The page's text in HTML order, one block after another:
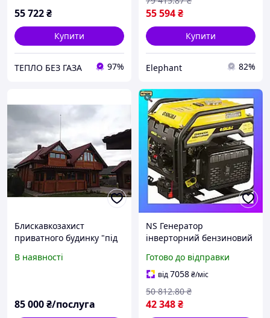
55 722₴
Купити
ТЕПЛО БЕЗ ГАЗА 97%
55 594₴
Купити
Elephant 82%
Блискавкозахист
приватного будинку "під
В наявності
85 000₴/послуга
NS Генератор
інверторний бензиновий
15л 4-х тактний з виводом
під АВР SIGMA ( Nes22/Q
Готово до відправки
від7058₴/міс
42 348₴
50 812.80 ₴